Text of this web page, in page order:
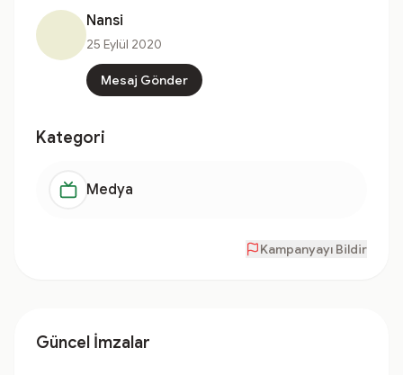
Nansi
25 Eylül 2020
Mesaj Gönder
Kategori
Medya
Kampanyayı Bildir
Güncel İmzalar